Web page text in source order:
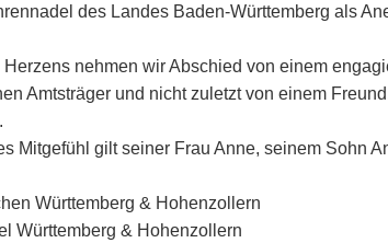
des Landes Baden-Württemberg als
Herzens nehmen wir Abschied von einem
Amtsträger und nicht zuletzt von einem
Mitgefühl gilt seiner Frau Anne, seinem Sohn
Württemberg & Hohenzollern
Württemberg & Hohenzollern